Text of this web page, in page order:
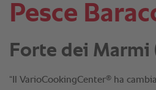
Pesce
Forte dei Marmi
“Il VarioCookingCenter® ha